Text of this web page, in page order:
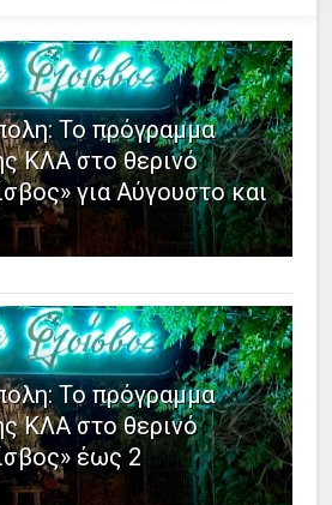
Το πρόγραμμα
ΚΛΑ στο θερινό
για Αύγουστο και
Το πρόγραμμα
ΚΛΑ στο θερινό
έως 2